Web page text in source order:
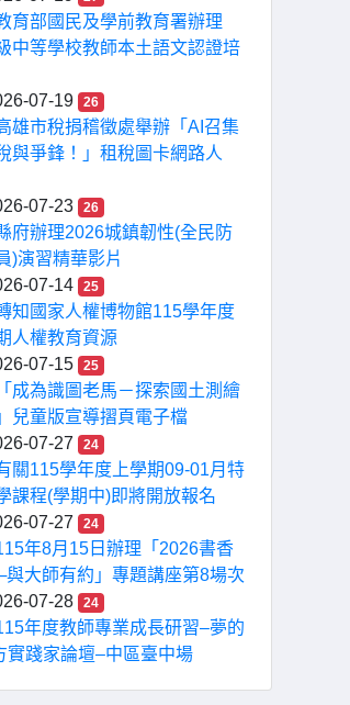
育部國民及學前教育署辦理
中等學校教師本土語文認證培
07-19
26
雄市稅捐稽徵處舉辦「AI召集
與爭鋒！」租稅圖卡網路人
07-23
26
府辦理2026城鎮韌性(全民防
)演習精華影片
07-14
25
知國家人權博物館115學年度
人權教育資源
07-15
25
「成為識圖老馬－探索國土測繪
兒童版宣導摺頁電子檔
07-27
24
關115學年度上學期09-01月特
課程(學期中)即將開放報名
07-27
24
年8月15日辦理「2026書香
與大師有約」專題講座第8場次
07-28
24
年度教師專業成長研習–夢的
實踐家論壇–中區臺中場